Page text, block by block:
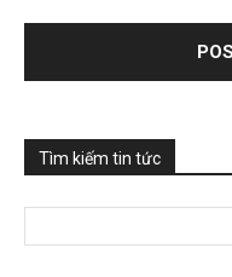
Tìm kiếm tin tức